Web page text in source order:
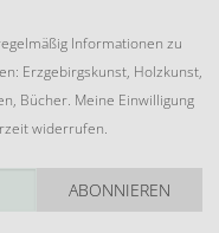
Informationen zu
Erzgebirgskunst, Holzkunst,
Bücher. Meine Einwilligung
widerrufen.
ABONNIEREN